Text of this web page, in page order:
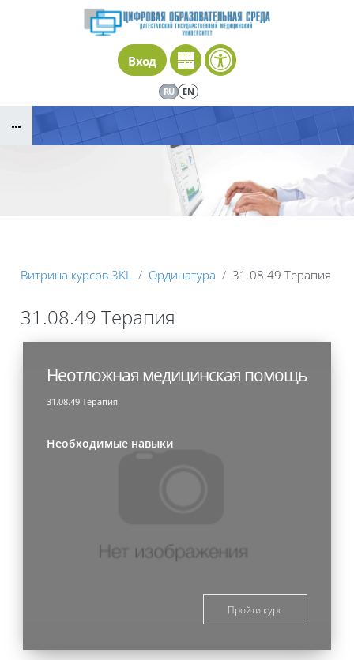
Перейти к основному содержанию
Вход
RU EN
Витрина курсов 3KL Ординатура 31.08.49 Терапия
31.08.49 Терапия
Неотложная медицинская помощь
31.08.49 Терапия
Необходимые навыки
Пройти курс